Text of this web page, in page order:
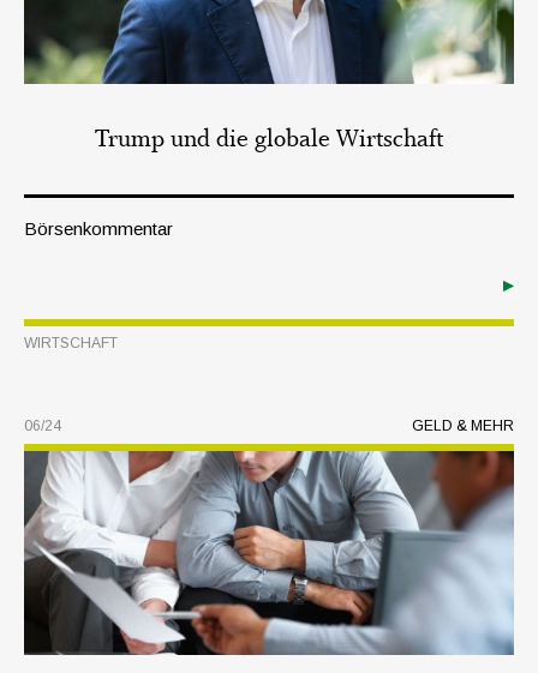
Trump und die globale Wirtschaft
Börsenkommentar
WIRTSCHAFT
GELD & MEHR
06/24